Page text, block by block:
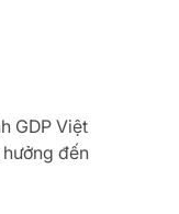
GDP Việt
đến